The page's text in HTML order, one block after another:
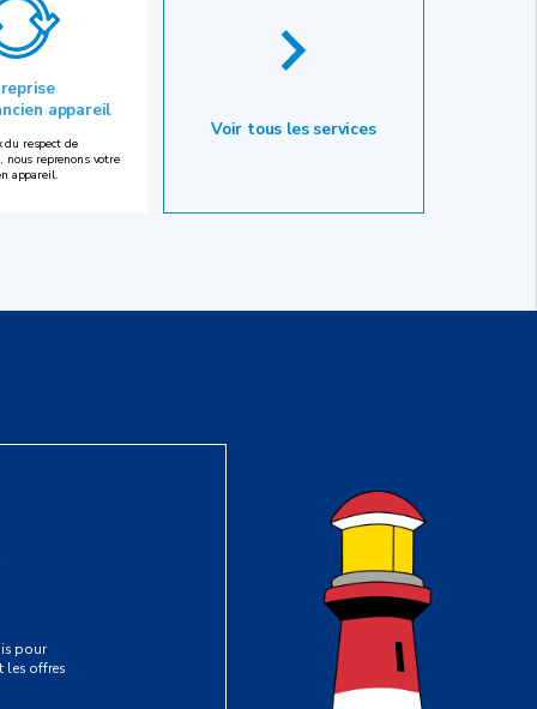
appareil
du respect de
nous reprenons votre
appareil.
Voir tous les services
pour
les offres